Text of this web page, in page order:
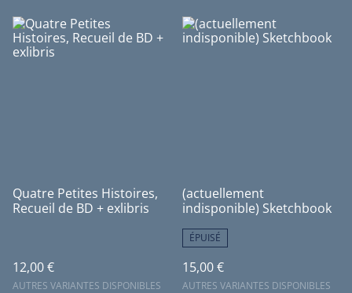
Quatre Petites Histoires,
Recueil de BD + exlibris
12,00 €
AUTRES VARIANTES DISPONIBLES
(actuellement
indisponible) Sketchbook
ÉPUISÉ
15,00 €
AUTRES VARIANTES DISPONIBLES